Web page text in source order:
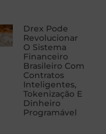
Drex Pode
Revolucionar
O Sistema
Financeiro
Brasileiro Com
Contratos
Inteligentes,
Tokenização E
Dinheiro
Programável